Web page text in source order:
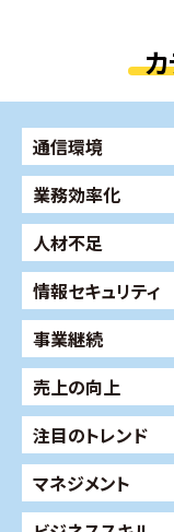
通信環境
業務効率化
人材不足
情報セキュリティ
事業継続
売上の向上
注目のトレンド
マネジメント